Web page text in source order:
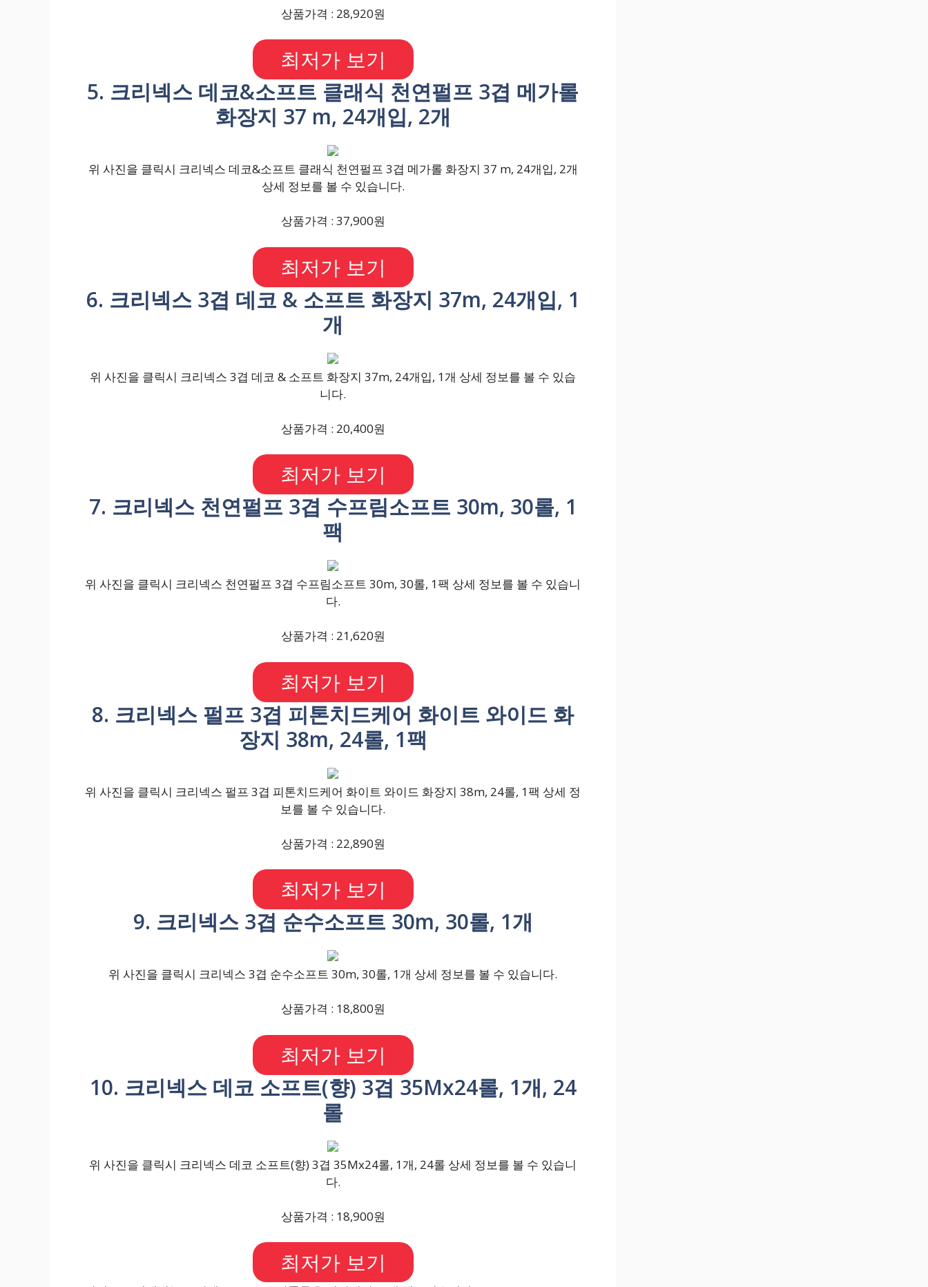
상품가격 : 28,920원
최저가 보기
5. 크리넥스 데코&소프트 클래식 천연펄프 3겹 메가롤
화장지 37 m, 24개입, 2개
위 사진을 클릭시 크리넥스 데코&소프트 클래식 천연펄프 3겹 메가롤 화장지 37 m, 24개입, 2개
상세 정보를 볼 수 있습니다.
상품가격 : 37,900원
최저가 보기
6. 크리넥스 3겹 데코 & 소프트 화장지 37m, 24개입, 1
개
위 사진을 클릭시 크리넥스 3겹 데코 & 소프트 화장지 37m, 24개입, 1개 상세 정보를 볼 수 있습
니다.
상품가격 : 20,400원
최저가 보기
7. 크리넥스 천연펄프 3겹 수프림소프트 30m, 30롤, 1
팩
위 사진을 클릭시 크리넥스 천연펄프 3겹 수프림소프트 30m, 30롤, 1팩 상세 정보를 볼 수 있습니
다.
상품가격 : 21,620원
최저가 보기
8. 크리넥스 펄프 3겹 피톤치드케어 화이트 와이드 화
장지 38m, 24롤, 1팩
위 사진을 클릭시 크리넥스 펄프 3겹 피톤치드케어 화이트 와이드 화장지 38m, 24롤, 1팩 상세 정
보를 볼 수 있습니다.
상품가격 : 22,890원
최저가 보기
9. 크리넥스 3겹 순수소프트 30m, 30롤, 1개
위 사진을 클릭시 크리넥스 3겹 순수소프트 30m, 30롤, 1개 상세 정보를 볼 수 있습니다.
상품가격 : 18,800원
최저가 보기
10. 크리넥스 데코 소프트(향) 3겹 35Mx24롤, 1개, 24
롤
위 사진을 클릭시 크리넥스 데코 소프트(향) 3겹 35Mx24롤, 1개, 24롤 상세 정보를 볼 수 있습니
다.
상품가격 : 18,900원
최저가 보기